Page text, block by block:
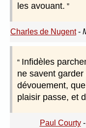
les avouant.
Charles de Nugent-
Infidèles
ne savent
dévouement,
plaisir passe, et
Paul Courty-